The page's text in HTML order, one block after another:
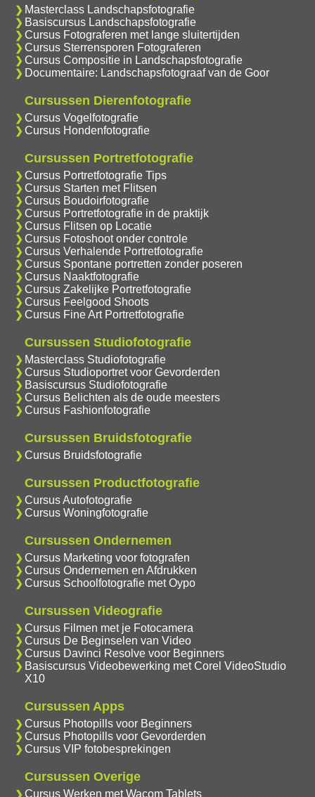
Masterclass Landschapsfotografie
Basiscursus Landschapsfotografie
Cursus Fotograferen met lange sluitertijden
Cursus Sterrensporen Fotograferen
Cursus Compositie in Landschapsfotografie
Documentaire: Landschapsfotograaf van de Goor
Cursussen Dierenfotografie
Cursus Vogelfotografie
Cursus Hondenfotografie
Cursussen Portretfotografie
Cursus Portretfotografie Tips
Cursus Starten met Flitsen
Cursus Boudoirfotografie
Cursus Portretfotografie in de praktijk
Cursus Flitsen op Locatie
Cursus Fotoshoot onder controle
Cursus Verhalende Portretfotografie
Cursus Spontane portretten zonder poseren
Cursus Naaktfotografie
Cursus Zakelijke Portretfotografie
Cursus Feelgood Shoots
Cursus Fine Art Portretfotografie
Cursussen Studiofotografie
Masterclass Studiofotografie
Cursus Studioportret voor Gevorderden
Basiscursus Studiofotografie
Cursus Belichten als de oude meesters
Cursus Fashionfotografie
Cursussen Bruidsfotografie
Cursus Bruidsfotografie
Cursussen Productfotografie
Cursus Autofotografie
Cursus Woningfotografie
Cursussen Ondernemen
Cursus Marketing voor fotografen
Cursus Ondernemen en Afdrukken
Cursus Schoolfotografie met Oypo
Cursussen Videografie
Cursus Filmen met je Fotocamera
Cursus De Beginselen van Video
Cursus Davinci Resolve voor Beginners
Basiscursus Videobewerking met Corel VideoStudio
X10
Cursussen Apps
Cursus Photopills voor Beginners
Cursus Photopills voor Gevorderden
Cursus VIP fotobesprekingen
Cursussen Overige
Cursus Werken met Wacom Tablets